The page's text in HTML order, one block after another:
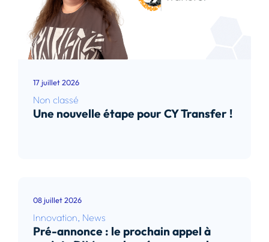
17 juillet 2026
Non classé
Une nouvelle étape pour CY Transfer !
08 juillet 2026
Innovation, News
Pré-annonce : le prochain appel à